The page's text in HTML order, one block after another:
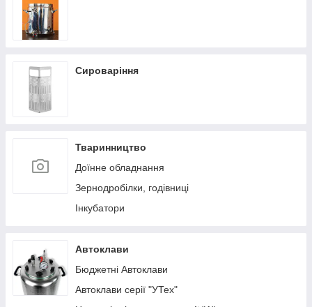
Сироваріння
Тваринництво
Доїнне обладнання
Зернодробілки, годівниці
Інкубатори
Автоклави
Бюджетні Автоклави
Автоклави серії "УТех"